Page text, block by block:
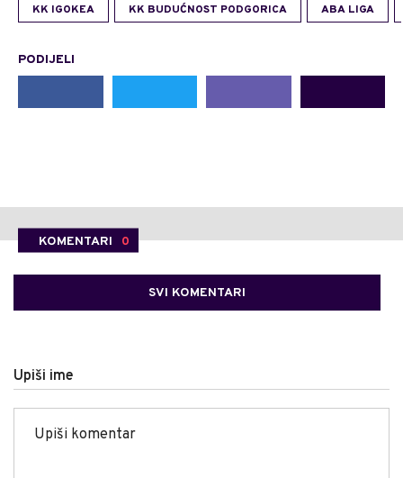
KK IGOKEA KK BUDUĆNOST PODGORICA ABA LIGA
PODIJELI
KOMENTARI 0
SVI KOMENTARI
Upiši ime